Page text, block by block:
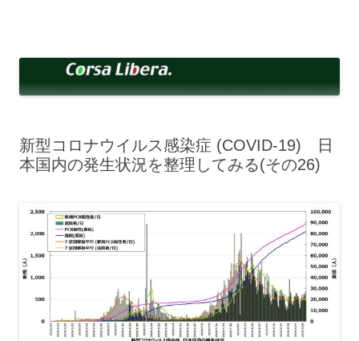
へ
ッ
新型コロナウイルス感染症 (COVID-19) 日
本国内の発生状況を整理してみる(その26)